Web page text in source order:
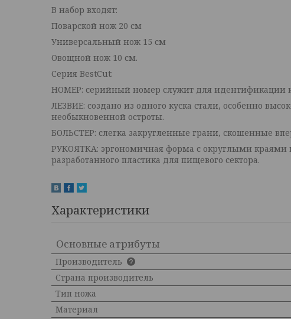
В набор входят:
Поварской нож 20 см
Универсальный нож 15 см
Овощной нож 10 см.
Серия BestCut:
НОМЕР: серийный номер служит для
ЛЕЗВИЕ: создано из одного куска стали, особенно
необыкновенной остроты.
БОЛЬСТЕР: слегка закругленные грани, скошенные
РУКОЯТКА: эргономичная форма с округлыми краями
разработанного пластика для пищевого сектора.
Характеристики
Основные атрибуты
Производитель
Страна производитель
Тип ножа
Материал